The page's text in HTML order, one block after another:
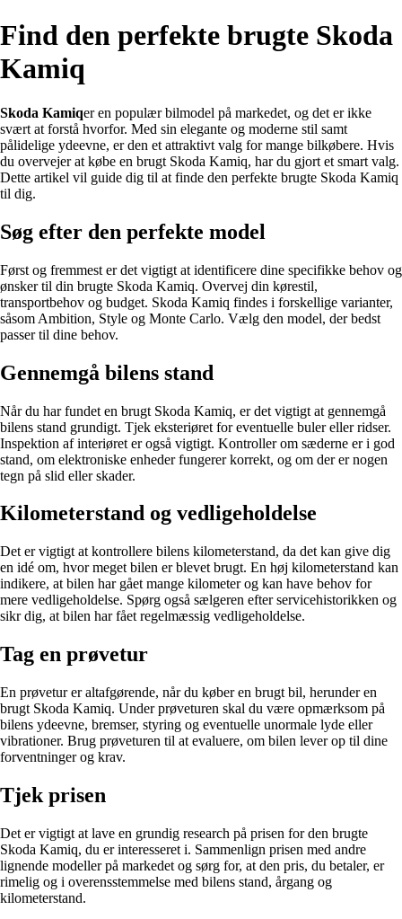
Find den perfekte brugte Skoda
Kamiq
Skoda Kamiqer en populær bilmodel på markedet, og det er ikke
svært at forstå hvorfor. Med sin elegante og moderne stil samt
pålidelige ydeevne, er den et attraktivt valg for mange bilkøbere. Hvis
du overvejer at købe en brugt Skoda Kamiq, har du gjort et smart valg.
Dette artikel vil guide dig til at finde den perfekte brugte Skoda Kamiq
til dig.
Søg efter den perfekte model
Først og fremmest er det vigtigt at identificere dine specifikke behov og
ønsker til din brugte Skoda Kamiq. Overvej din kørestil,
transportbehov og budget. Skoda Kamiq findes i forskellige varianter,
såsom Ambition, Style og Monte Carlo. Vælg den model, der bedst
passer til dine behov.
Gennemgå bilens stand
Når du har fundet en brugt Skoda Kamiq, er det vigtigt at gennemgå
bilens stand grundigt. Tjek eksteriøret for eventuelle buler eller ridser.
Inspektion af interiøret er også vigtigt. Kontroller om sæderne er i god
stand, om elektroniske enheder fungerer korrekt, og om der er nogen
tegn på slid eller skader.
Kilometerstand og vedligeholdelse
Det er vigtigt at kontrollere bilens kilometerstand, da det kan give dig
en idé om, hvor meget bilen er blevet brugt. En høj kilometerstand kan
indikere, at bilen har gået mange kilometer og kan have behov for
mere vedligeholdelse. Spørg også sælgeren efter servicehistorikken og
sikr dig, at bilen har fået regelmæssig vedligeholdelse.
Tag en prøvetur
En prøvetur er altafgørende, når du køber en brugt bil, herunder en
brugt Skoda Kamiq. Under prøveturen skal du være opmærksom på
bilens ydeevne, bremser, styring og eventuelle unormale lyde eller
vibrationer. Brug prøveturen til at evaluere, om bilen lever op til dine
forventninger og krav.
Tjek prisen
Det er vigtigt at lave en grundig research på prisen for den brugte
Skoda Kamiq, du er interesseret i. Sammenlign prisen med andre
lignende modeller på markedet og sørg for, at den pris, du betaler, er
rimelig og i overensstemmelse med bilens stand, årgang og
kilometerstand.